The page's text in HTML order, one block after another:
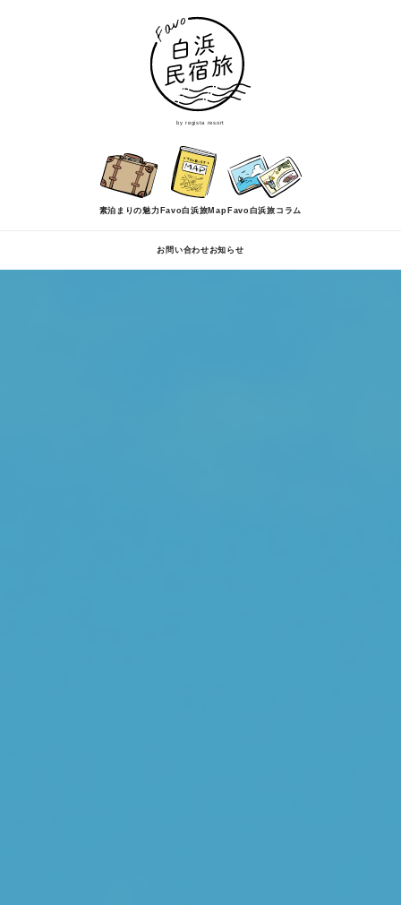
by regista resort
素泊まりの魅力 Favo白浜旅Map Favo白浜旅コラム
お問い合わせ お知らせ